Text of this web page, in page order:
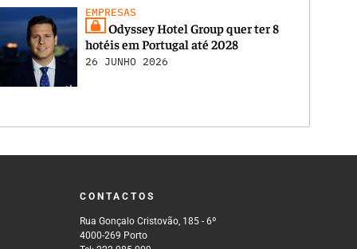
EMPRESAS
Odyssey Hotel Group quer ter 8
hotéis em Portugal até 2028
26 JUNHO 2026
CONTACTOS
Rua Gonçalo Cristovão, 185 - 6º
4000-269 Porto